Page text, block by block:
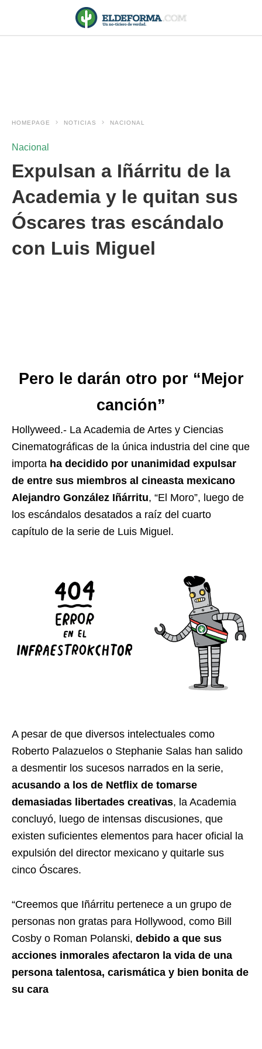
HOMEPAGE NOTICIAS NACIONAL
Nacional
Expulsan a Iñárritu de la
Academia y le quitan sus
Óscares tras escándalo
con Luis Miguel
Pero le darán otro por “Mejor
canción”
Hollyweed.- La Academia de Artes y Ciencias
Cinematográficas de la única industria del cine que
importa ha decidido por unanimidad expulsar
de entre sus miembros al cineasta mexicano
Alejandro González Iñárritu, “El Moro”, luego de
los escándalos desatados a raíz del cuarto
capítulo de la serie de Luis Miguel.
A pesar de que diversos intelectuales como
Roberto Palazuelos o Stephanie Salas han salido
a desmentir los sucesos narrados en la serie,
acusando a los de Netflix de tomarse
demasiadas libertades creativas, la Academia
concluyó, luego de intensas discusiones, que
existen suficientes elementos para hacer oficial la
expulsión del director mexicano y quitarle sus
cinco Óscares.
“Creemos que Iñárritu pertenece a un grupo de
personas non gratas para Hollywood, como Bill
Cosby o Roman Polanski, debido a que sus
acciones inmorales afectaron la vida de una
persona talentosa, carismática y bien bonita de
su cara